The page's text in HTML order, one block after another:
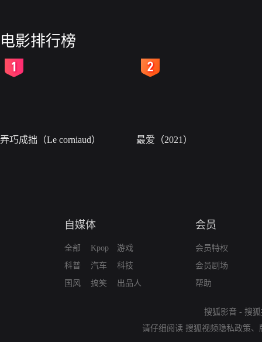
电影排行榜
弄巧成拙（Le corniaud） 最爱（2021）
自媒体
全部
科普
国风
Kpop
汽车
搞笑
游戏
科技
出品人
会员
会员特权
会员剧场
帮助
搜狐影音 - 搜
请仔细阅读 搜狐视频隐私政策、